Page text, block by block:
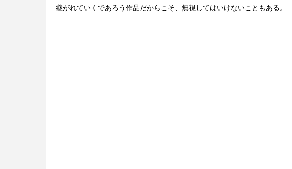
継がれていくであろう作品だからこそ、無視してはいけないこともある。